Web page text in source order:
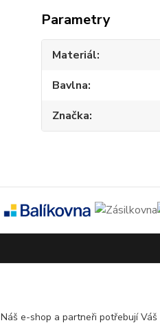
Parametry
Materiál
Bavlna
Značka
Náš e-shop a partneři potřebují Váš